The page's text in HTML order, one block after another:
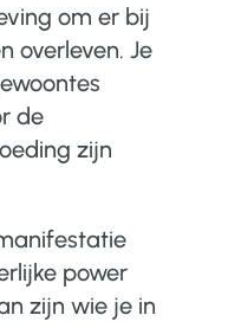
om er bij
overleven. Je
de
zijn
power
zijn wie je in